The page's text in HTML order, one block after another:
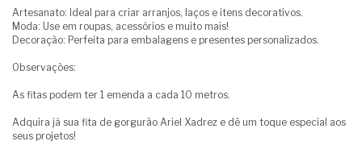
Artesanato: Ideal para criar arranjos, laços e itens decorativos.
Moda: Use em roupas, acessórios e muito mais!
Decoração: Perfeita para embalagens e presentes personalizados.
Observações:
As fitas podem ter 1 emenda a cada 10 metros.
Adquira já sua fita de gorgurão Ariel Xadrez e dê um toque especial aos
seus projetos!